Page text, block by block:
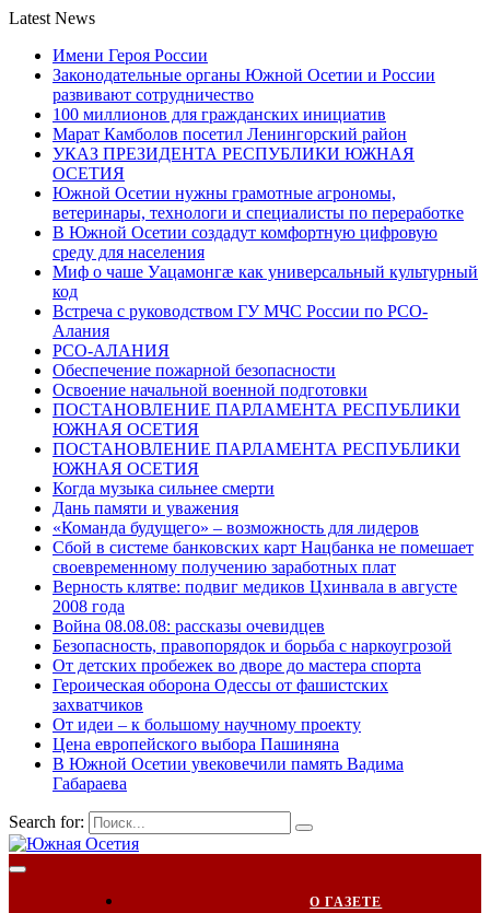
Latest News
Имени Героя России
Законодательные органы Южной Осетии и России
развивают сотрудничество
100 миллионов для гражданских инициатив
Марат Камболов посетил Ленингорский район
УКАЗ ПРЕЗИДЕНТА РЕСПУБЛИКИ ЮЖНАЯ
ОСЕТИЯ
Южной Осетии нужны грамотные агрономы,
ветеринары, технологи и специалисты по переработке
В Южной Осетии создадут комфортную цифровую
среду для населения
Миф о чаше Уацамонгæ как универсальный культурный
код
Встреча с руководством ГУ МЧС России по РСО-
Алания
РСО-АЛАНИЯ
Обеспечение пожарной безопасности
Освоение начальной военной подготовки
ПОСТАНОВЛЕНИЕ ПАРЛАМЕНТА РЕСПУБЛИКИ
ЮЖНАЯ ОСЕТИЯ
ПОСТАНОВЛЕНИЕ ПАРЛАМЕНТА РЕСПУБЛИКИ
ЮЖНАЯ ОСЕТИЯ
Когда музыка сильнее смерти
Дань памяти и уважения
«Команда будущего» – возможность для лидеров
Сбой в системе банковских карт Нацбанка не помешает
своевременному получению заработных плат
Верность клятве: подвиг медиков Цхинвала в августе
2008 года
Война 08.08.08: рассказы очевидцев
Безопасность, правопорядок и борьба с наркоугрозой
От детских пробежек во дворе до мастера спорта
Героическая оборона Одессы от фашистских
захватчиков
От идеи – к большому научному проекту
Цена европейского выбора Пашиняна
В Южной Осетии увековечили память Вадима
Габараева
Search for:
О ГАЗЕТЕ